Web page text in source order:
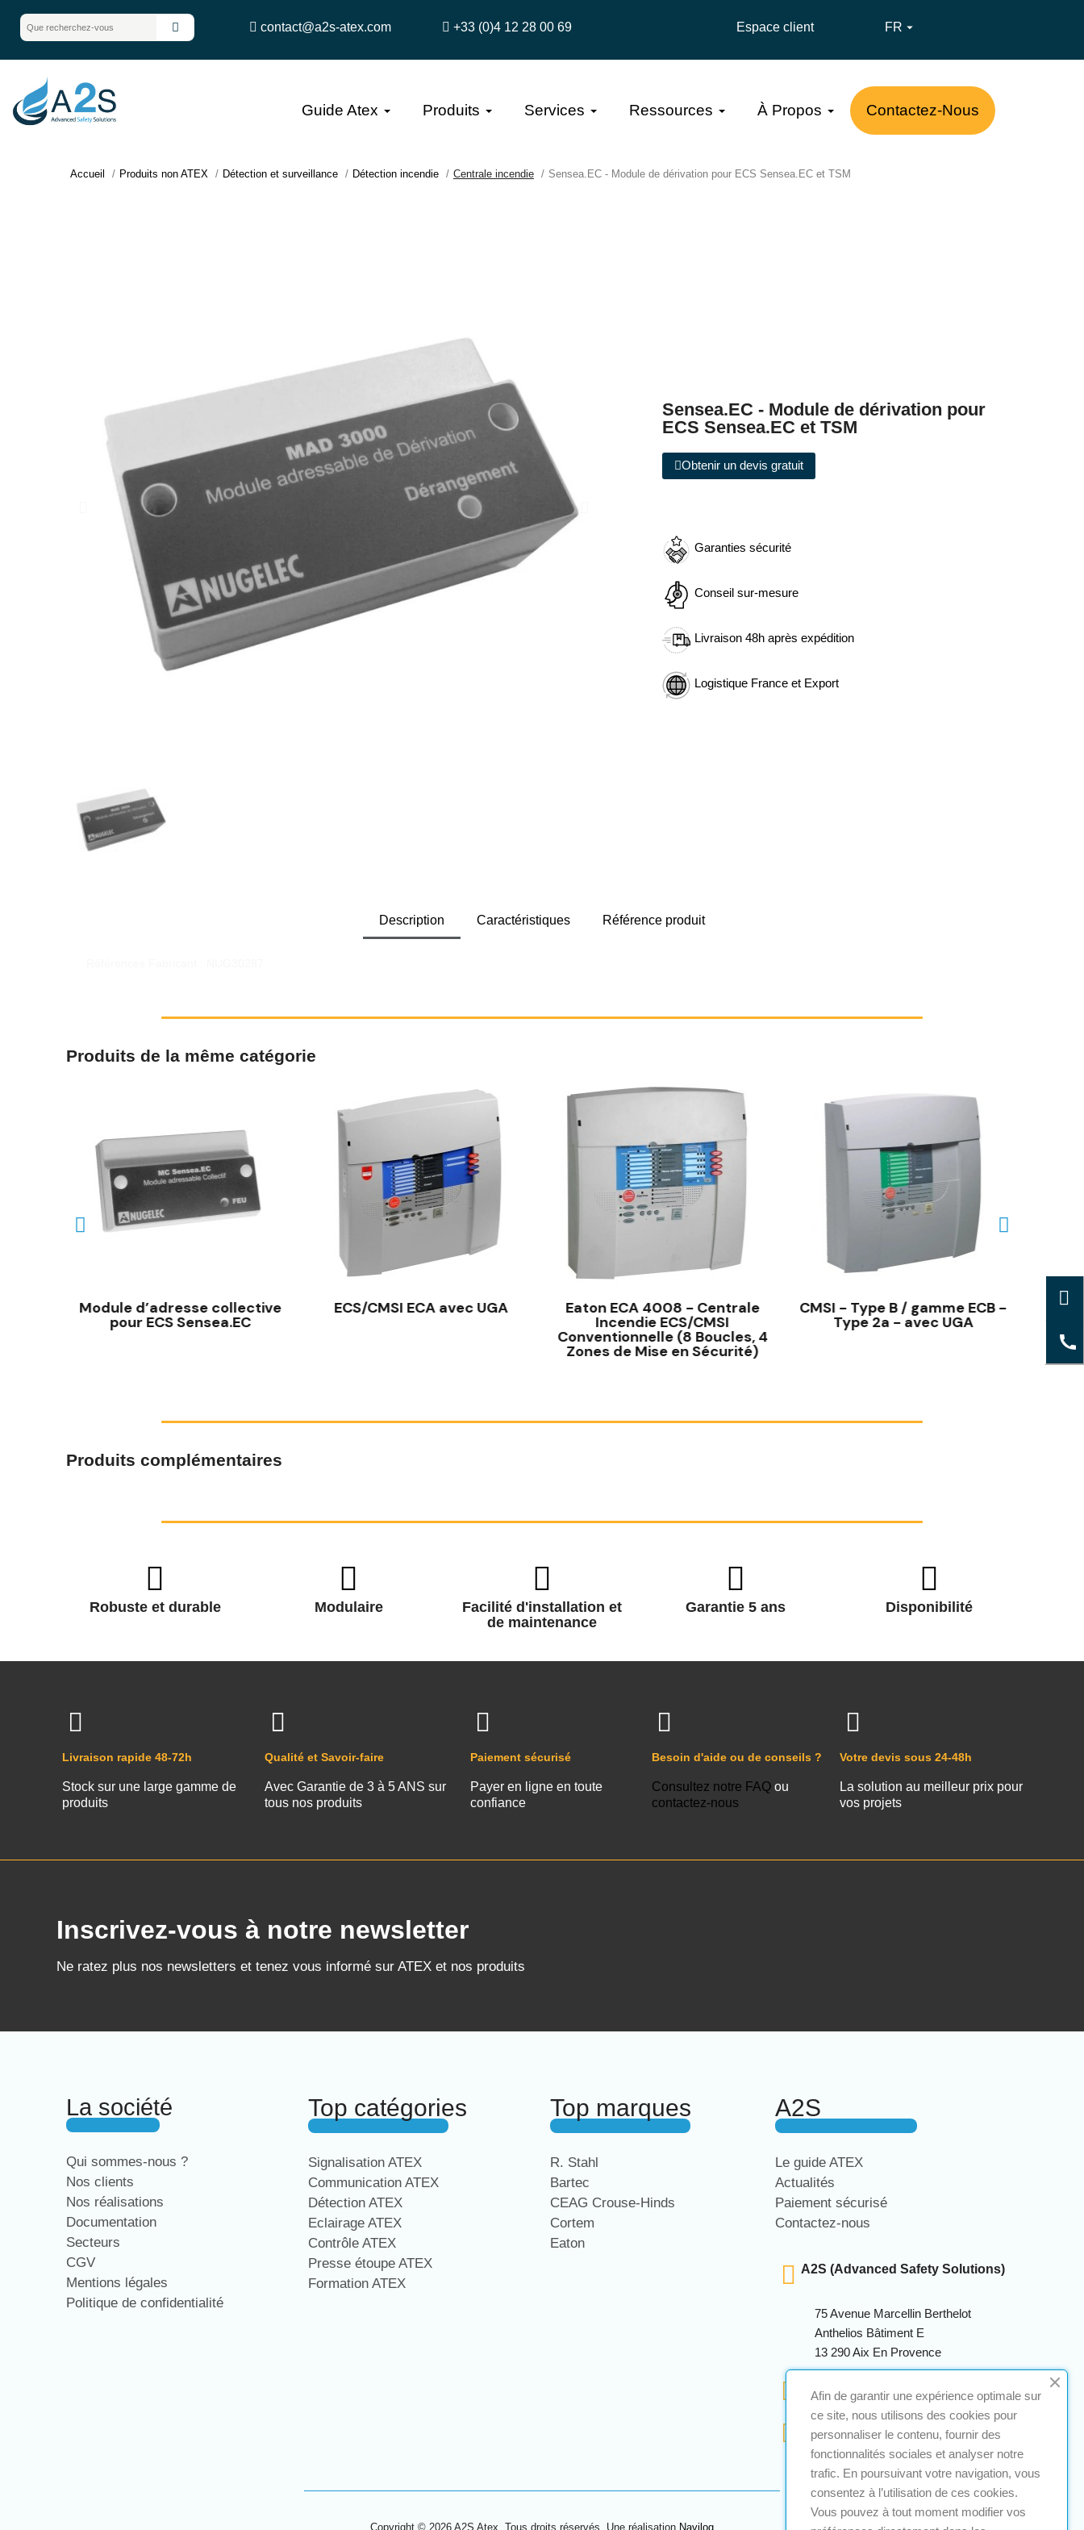
contact@a2s-atex.com +33 (0)4 12 28 00 69 Espace client FR 
Guide Atex Produits Services Ressources À Propos Contactez-Nous
Accueil Produits non ATEX Détection et surveillance Détection incendie Centrale incendie Sensea.EC - Module de dérivation pour ECS Sensea.EC et TSM
Sensea.EC - Module de dérivation pour
ECS Sensea.EC et TSM
Obtenir un devis gratuit
Garanties sécurité
Conseil sur-mesure
Livraison 48h après expédition
Logistique France et Export
Description Caractéristiques Référence produit
Produits de la même catégorie
Module d’adresse collective
pour ECS Sensea.EC
ECS/CMSI ECA avec UGA Eaton ECA 4008 - Centrale
Incendie ECS/CMSI
Conventionnelle (8 Boucles, 4
Zones de Mise en Sécurité)
CMSI - Type B / gamme ECB -
Type 2a - avec UGA
Produits complémentaires
Robuste et durable Modulaire
Facilité d'installation et
de maintenance
Garantie 5 ans Disponibilité
Livraison rapide 48-72h
Stock sur une large gamme de
produits
Qualité et Savoir-faire
Avec Garantie de 3 à 5 ANS sur
tous nos produits
Paiement sécurisé
Payer en ligne en toute
confiance
Besoin d'aide ou de conseils ?
Consultez notre FAQou
contactez-nous
Votre devis sous 24-48h
La solution au meilleur prix pour
vos projets
Inscrivez-vous à notre newsletter
Ne ratez plus nos newsletters et tenez vous informé sur ATEX et nos produits
La société
Qui sommes-nous ?
Nos clients
Nos réalisations
Documentation
Secteurs
CGV
Mentions légales
Politique de confidentialité
Top catégories
Signalisation ATEX
Communication ATEX
Détection ATEX
Eclairage ATEX
Contrôle ATEX
Presse étoupe ATEX
Formation ATEX
Top marques
R. Stahl
Bartec
CEAG Crouse-Hinds
Cortem
Eaton
A2S
Le guide ATEX
Actualités
Paiement sécurisé
Contactez-nous
A2S (Advanced Safety Solutions)
75 Avenue Marcellin Berthelot
Anthelios Bâtiment E
13 290 Aix En Provence
Copyright © 2026 A2S Atex. Tous droits réservés. Une réalisation Navilog
Afin de garantir une expérience optimale sur
ce site, nous utilisons des cookies pour
personnaliser le contenu, fournir des
fonctionnalités sociales et analyser notre
trafic. En poursuivant votre navigation, vous
consentez à l’utilisation de ces cookies.
Vous pouvez à tout moment modifier vos